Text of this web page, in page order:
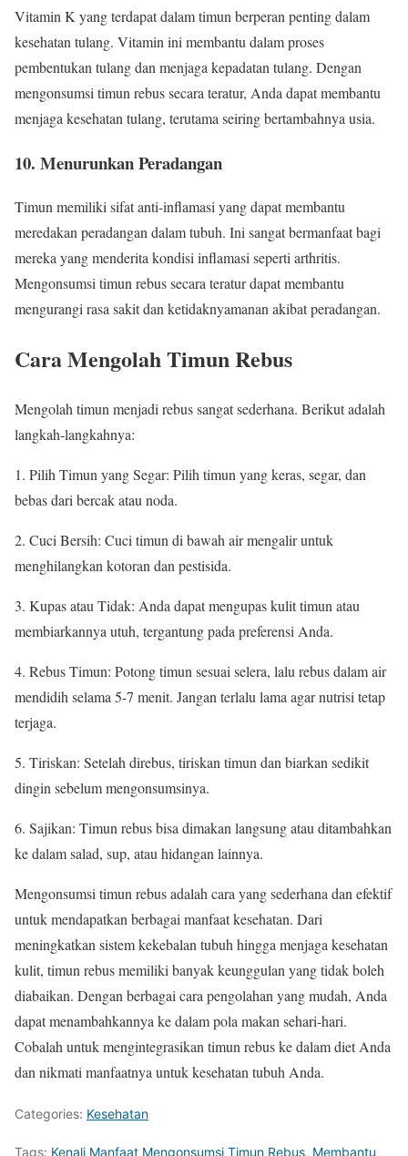
Vitamin K yang terdapat dalam timun berperan penting dalam
kesehatan tulang. Vitamin ini membantu dalam proses
pembentukan tulang dan menjaga kepadatan tulang. Dengan
mengonsumsi timun rebus secara teratur, Anda dapat membantu
menjaga kesehatan tulang, terutama seiring bertambahnya usia.
10. Menurunkan Peradangan
Timun memiliki sifat anti-inflamasi yang dapat membantu
meredakan peradangan dalam tubuh. Ini sangat bermanfaat bagi
mereka yang menderita kondisi inflamasi seperti arthritis.
Mengonsumsi timun rebus secara teratur dapat membantu
mengurangi rasa sakit dan ketidaknyamanan akibat peradangan.
Cara Mengolah Timun Rebus
Mengolah timun menjadi rebus sangat sederhana. Berikut adalah
langkah-langkahnya:
1. Pilih Timun yang Segar: Pilih timun yang keras, segar, dan
bebas dari bercak atau noda.
2. Cuci Bersih: Cuci timun di bawah air mengalir untuk
menghilangkan kotoran dan pestisida.
3. Kupas atau Tidak: Anda dapat mengupas kulit timun atau
membiarkannya utuh, tergantung pada preferensi Anda.
4. Rebus Timun: Potong timun sesuai selera, lalu rebus dalam air
mendidih selama 5-7 menit. Jangan terlalu lama agar nutrisi tetap
terjaga.
5. Tiriskan: Setelah direbus, tiriskan timun dan biarkan sedikit
dingin sebelum mengonsumsinya.
6. Sajikan: Timun rebus bisa dimakan langsung atau ditambahkan
ke dalam salad, sup, atau hidangan lainnya.
Mengonsumsi timun rebus adalah cara yang sederhana dan efektif
untuk mendapatkan berbagai manfaat kesehatan. Dari
meningkatkan sistem kekebalan tubuh hingga menjaga kesehatan
kulit, timun rebus memiliki banyak keunggulan yang tidak boleh
diabaikan. Dengan berbagai cara pengolahan yang mudah, Anda
dapat menambahkannya ke dalam pola makan sehari-hari.
Cobalah untuk mengintegrasikan timun rebus ke dalam diet Anda
dan nikmati manfaatnya untuk kesehatan tubuh Anda.
Categories: Kesehatan
Tags: Kenali Manfaat Mengonsumsi Timun Rebus, Membantu